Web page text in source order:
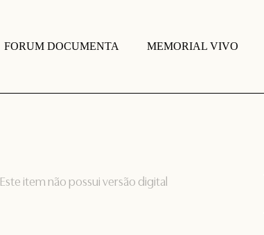
FORUM DOCUMENTA MEMORIAL VIVO
Este item não possui versão digital